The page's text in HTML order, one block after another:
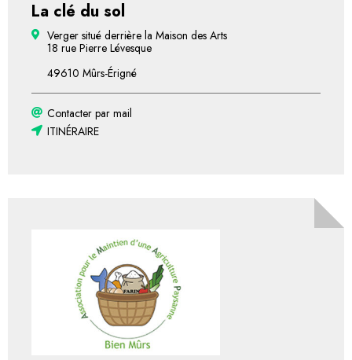
La clé du sol
Verger situé derrière la Maison des Arts
18 rue Pierre Lévesque
49610 Mûrs-Érigné
Contacter par mail
ITINÉRAIRE